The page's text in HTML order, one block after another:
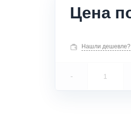
Цена
Нашли дешевле?
-